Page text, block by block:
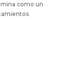
como un